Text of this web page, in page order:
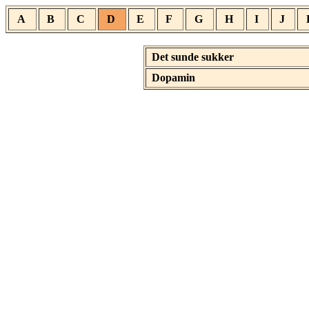
A B C D E F G H I J
Det sunde sukker
Dopamin